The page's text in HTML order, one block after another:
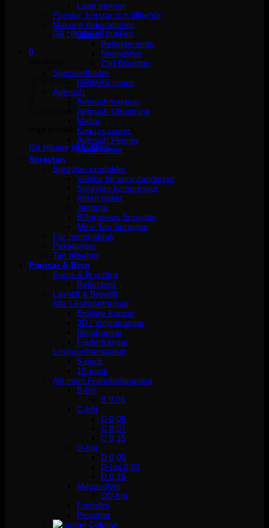
Inga produkter i varukorgen.
Gå tillbaka till butiken
0
Inga produkter i varukorgen.
Gå tillbaka till butiken
Läpp pennor
Penslar, borstar och tillbehör
Makeup dekorationer
Glitter
Reflekterande
Neonglitter
Ztirl Bioglitter
Specialeffekter
GRIMAS smink
Airbrush
Airbrushmakeup
Airbrush Utrustning
Mallar
Kompressorer
Airbrush Pennor
Reservdelar
Spraytan
Spraytan produkter
Vätska för spraytan/airtan
Spraytan kompressor
Airtan paket
Jantana
BGorgeous Spraytan
Mine Tan Spraytan
För hemmabruk
Paketpriser
Tan tillbehör
Fransar & Bryn
Frans & Brynfärg
Reflectocil
Lashlift & Browlift
Alla Lösögonfransar
Enklare fransar
3D / Volymfransar
Blingfransar
Fjäderfransar
Lösögonfranspaket
5-pack
10-pack
Allt inom Fransförlängning
B-böj
B 0.05
C-böj
C 0,05
C 0,07
C 0,15
D-böj
D 0,05
D-böj 0,07
D 0,15
Megavolym
DD-böj
Franslim
Pincetter